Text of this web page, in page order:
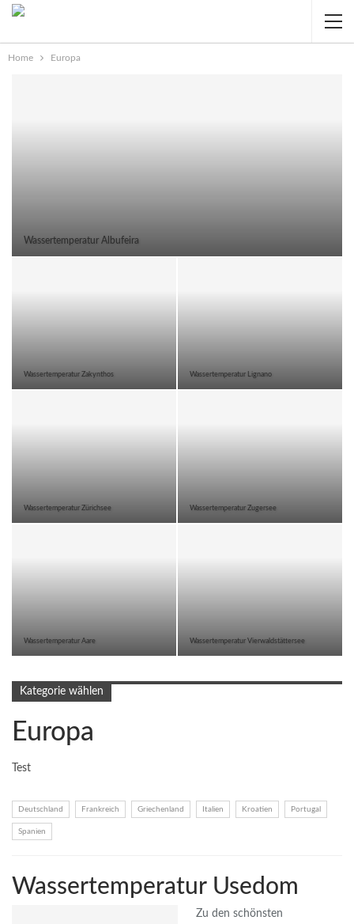
Home Europa
Wassertemperatur Albufeira
Wassertemperatur Zakynthos Wassertemperatur Lignano
Wassertemperatur Zürichsee Wassertemperatur Zugersee
Wassertemperatur Aare Wassertemperatur Vierwaldstättersee
Kategorie wählen
Europa
Test
Deutschland Frankreich Griechenland Italien Kroatien Portugal
Spanien
Wassertemperatur Usedom
Zu den schönsten